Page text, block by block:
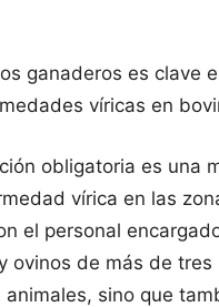
ganaderos es clave
víricas en
obligatoria es una
vírica en las
el personal
ovinos de más de
sino que